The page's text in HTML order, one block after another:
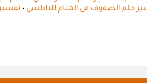
حلم الصفوف في المنام للنابلسي •